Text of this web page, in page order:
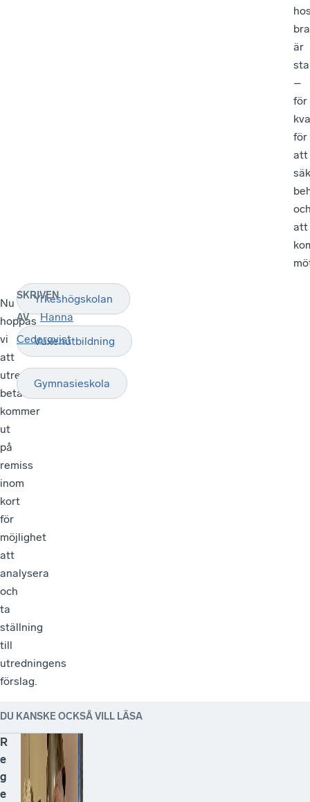
är
–
för
för
att
att
Nu
hoppas
vi
att
utredningens
betänkande
kommer
ut
på
remiss
inom
kort
för
möjlighet
att
analysera
och
ta
ställning
till
utredningens
förslag.
Yrkeshögskolan
Vuxenutbildning
Gymnasieskola
SKRIVEN
AV
Hanna
Cederqvist
DU KANSKE OCKSÅ VILL LÄSA
R
e
g
e